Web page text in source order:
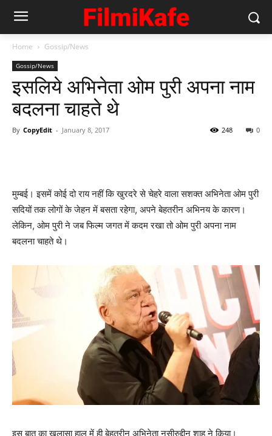
Home Gossip/News
Gossip/News
इसलिये अभिनेता ओम पुरी अपना नाम
बदलना चाहते थे
By CopyEdit - January 8, 2017 0
248
मुम्‍बई। इसमें कोई दो राय नहीं कि खुरदरे से चेहरे वाला सशक्‍त अभिनेता ओम पुरी
सदियों तक लोगों के जेहन में बसता रहेगा, अपने बेहतरीन अभिनय के कारण।
लेकिन, ओम पुरी ने जब फिल्‍म जगत में कदम रखा तो ओम पुरी अपना नाम
बदलना चाहते थे।
इस बात का खुलासा हाल में ही बेहतरीन अभिनेता नसीरुद्दीन शाह ने किया।